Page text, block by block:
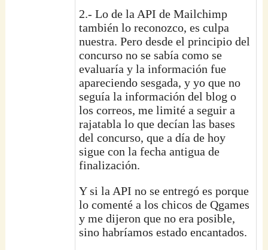
2.- Lo de la API de Mailchimp
también lo reconozco, es culpa
nuestra. Pero desde el principio del
concurso no se sabía como se
evaluaría y la información fue
apareciendo sesgada, y yo que no
seguía la información del blog o
los correos, me limité a seguir a
rajatabla lo que decían las bases
del concurso, que a día de hoy
sigue con la fecha antigua de
finalización.
Y si la API no se entregó es porque
lo comenté a los chicos de Qgames
y me dijeron que no era posible,
sino habríamos estado encantados.